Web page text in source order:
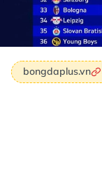
bongdaplus.vn